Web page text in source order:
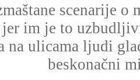
scenarije
im je to
na ulicama ljudi
beskonačni